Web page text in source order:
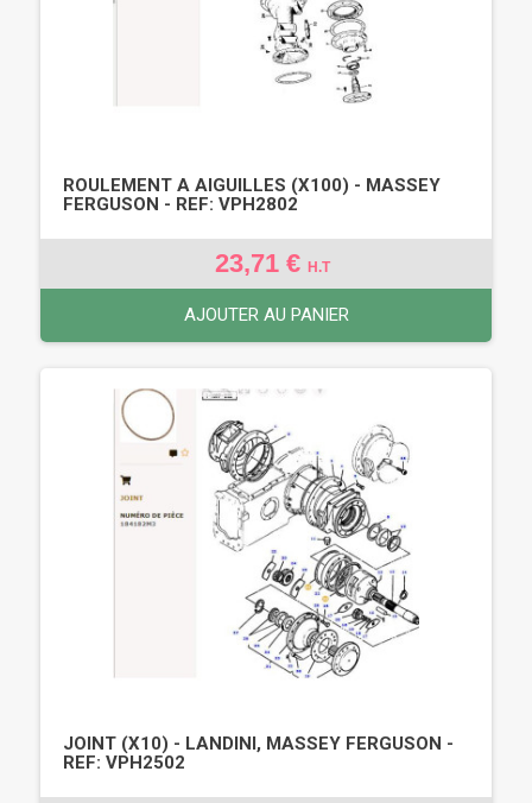
ROULEMENT A AIGUILLES (X100) - MASSEY
FERGUSON - REF: VPH2802
23,71 € H.T
AJOUTER AU PANIER
JOINT (X10) - LANDINI, MASSEY FERGUSON -
REF: VPH2502